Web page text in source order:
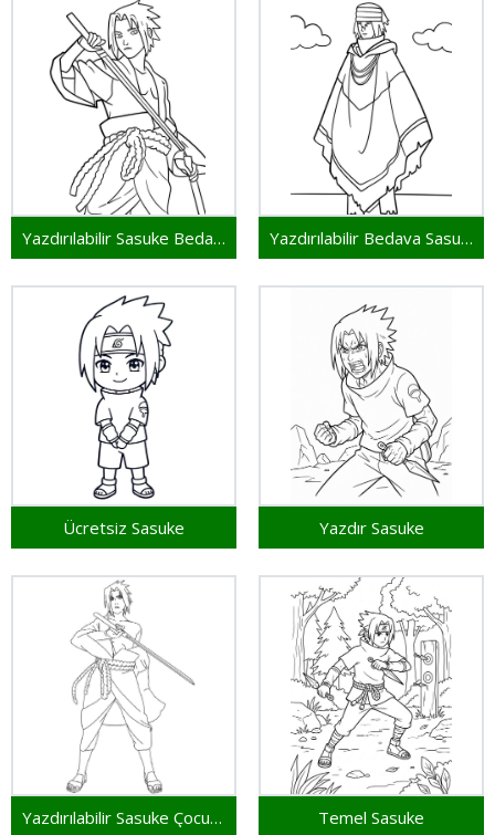
Yazdırılabilir Sasuke Bedava Yazdırılabilir Bedava Sasuke
Ücretsiz Sasuke Yazdır Sasuke
Yazdırılabilir Sasuke Çocuklar İçin Temel Sasuke